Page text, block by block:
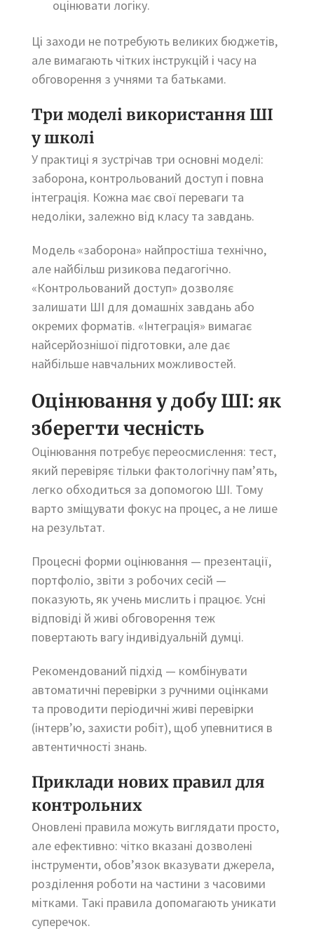
оцінювати логіку.
Ці заходи не потребують великих бюджетів,
але вимагають чітких інструкцій і часу на
обговорення з учнями та батьками.
Три моделі використання ШІ
у школі
У практиці я зустрічав три основні моделі:
заборона, контрольований доступ і повна
інтеграція. Кожна має свої переваги та
недоліки, залежно від класу та завдань.
Модель «заборона» найпростіша технічно,
але найбільш ризикова педагогічно.
«Контрольований доступ» дозволяє
залишати ШІ для домашніх завдань або
окремих форматів. «Інтеграція» вимагає
найсерйознішої підготовки, але дає
найбільше навчальних можливостей.
Оцінювання у добу ШІ: як
зберегти чесність
Оцінювання потребує переосмислення: тест,
який перевіряє тільки фактологічну пам’ять,
легко обходиться за допомогою ШІ. Тому
варто зміщувати фокус на процес, а не лише
на результат.
Процесні форми оцінювання — презентації,
портфоліо, звіти з робочих сесій —
показують, як учень мислить і працює. Усні
відповіді й живі обговорення теж
повертають вагу індивідуальній думці.
Рекомендований підхід — комбінувати
автоматичні перевірки з ручними оцінками
та проводити періодичні живі перевірки
(інтерв’ю, захисти робіт), щоб упевнитися в
автентичності знань.
Приклади нових правил для
контрольних
Оновлені правила можуть виглядати просто,
але ефективно: чітко вказані дозволені
інструменти, обов’язок вказувати джерела,
розділення роботи на частини з часовими
мітками. Такі правила допомагають уникати
суперечок.